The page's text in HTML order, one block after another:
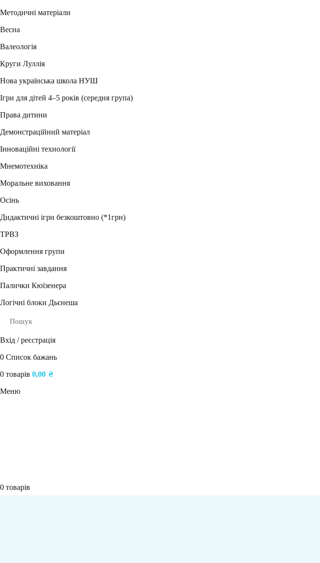
Методичні матеріали
Весна
Валеологія
Круги Луллія
Нова українська школа НУШ
Ігри для дітей 4–5 років (середня група)
Права дитини
Демонстраційний матеріал
Інноваційні технології
Мнемотехніка
Моральне виховання
Осінь
Дидактичні ігри безкоштовно (*1грн)
ТРВЗ
Оформлення групи
Практичні завдання
Палички Кюїзенера
Логічні блоки Дьєнеша
Пошук
Вхід / реєстрація
0 Список бажань
0 товарів 0,00 ₴
Меню
0 товарів